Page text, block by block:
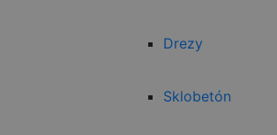
Drezy
Sklobetón